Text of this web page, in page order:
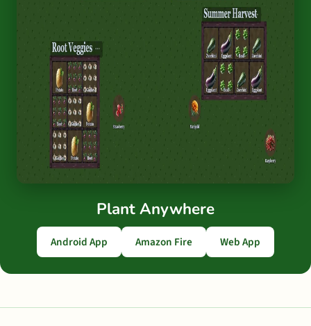
Plant Anywhere
Android App Amazon Fire Web App